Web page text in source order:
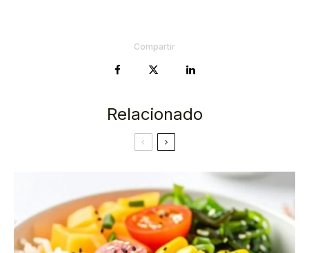
Compartir
Relacionado